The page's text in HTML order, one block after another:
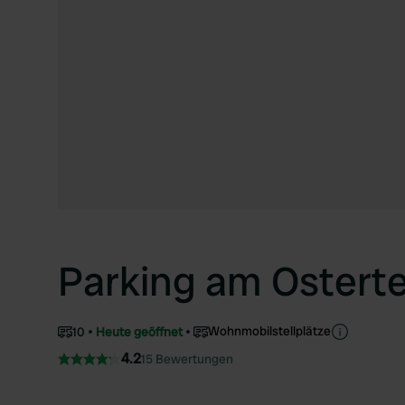
Parking am
10 Heute geöffnet Wohnmobilstellplätze
4.215 Bewertungen